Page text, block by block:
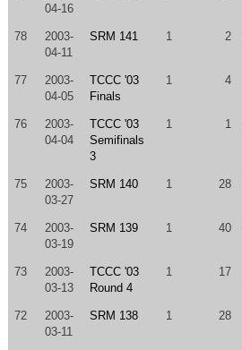
04-16
78
2003-
04-11
SRM 141 1 2
77
2003-
04-05
TCCC '03
Finals
1 4
76
2003-
04-04
TCCC '03
Semifinals
3
1 1
75
2003-
03-27
SRM 140 1 28
74
2003-
03-19
SRM 139 1 40
73
2003-
03-13
TCCC '03
Round 4
1 17
72
2003-
03-11
SRM 138 1 28